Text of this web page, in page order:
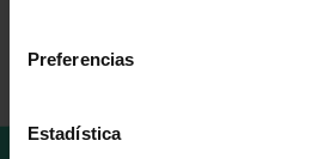
Preferencias
Estadística